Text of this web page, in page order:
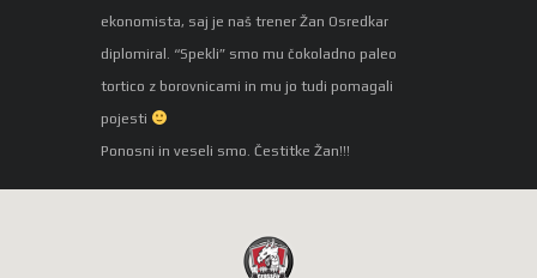
ekonomista, saj je naš trener Žan Osredkar
diplomiral. “Spekli” smo mu čokoladno paleo
tortico z borovnicami in mu jo tudi pomagali
pojesti
Ponosni in veseli smo. Čestitke Žan!!!